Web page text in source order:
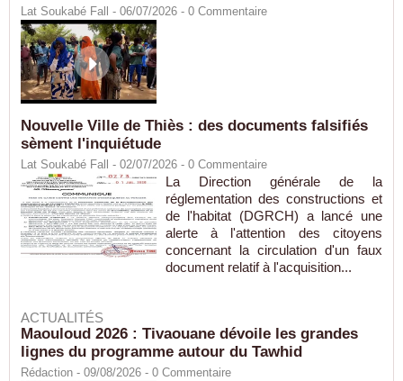
Lat Soukabé Fall - 06/07/2026 - 0 Commentaire
Nouvelle Ville de Thiès : des documents falsifiés
sèment l'inquiétude
Lat Soukabé Fall - 02/07/2026 - 0 Commentaire
La Direction générale de la
réglementation des constructions et
de l'habitat (DGRCH) a lancé une
alerte à l'attention des citoyens
concernant la circulation d'un faux
document relatif à l'acquisition...
ACTUALITÉS
Maouloud 2026 : Tivaouane dévoile les grandes
lignes du programme autour du Tawhid
Rédaction - 09/08/2026 - 0 Commentaire